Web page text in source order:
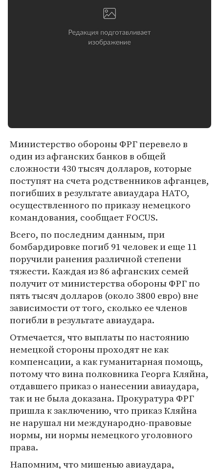
Министерство обороны ФРГ перевело в
один из афганских банков в общей
сложности 430 тысяч долларов, которые
поступят на счета родственников афганцев,
погибших в результате авиаудара НАТО,
осуществленного по приказу немецкого
командования, сообщает FOCUS.
Всего, по последним данным, при
бомбардировке погиб 91 человек и еще 11
поручили ранения различной степени
тяжести. Каждая из 86 афганских семей
получит от министерства обороны ФРГ по
пять тысяч долларов (около 3800 евро) вне
зависимости от того, сколько ее членов
погибли в результате авиаудара.
Отмечается, что выплаты по настоянию
немецкой стороны проходят не как
компенсации, а как гуманитарная помощь,
потому что вина полковника Георга Кляйна,
отдавшего приказ о нанесении авиаудара,
так и не была доказана. Прокуратура ФРГ
пришла к заключению, что приказ Кляйна
не нарушал ни международно-правовые
нормы, ни нормы немецкого уголовного
права.
Напомним, что мишенью авиаудара,